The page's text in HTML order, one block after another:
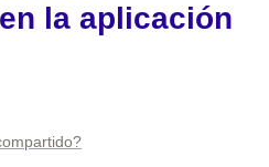
la aplicación